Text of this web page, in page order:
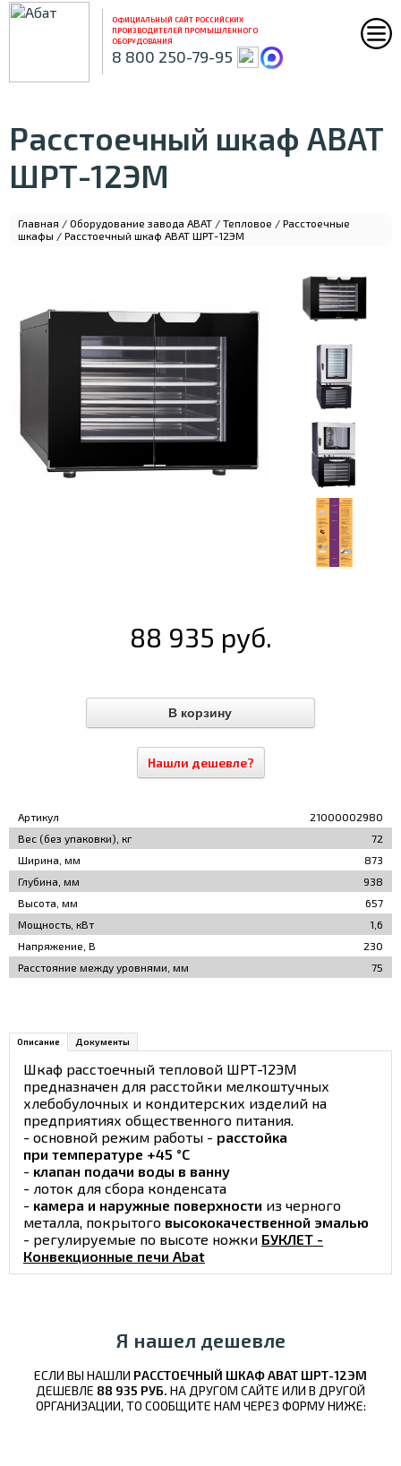
ОФИЦИАЛЬНЫЙ САЙТ РОССИЙСКИХ
ПРОИЗВОДИТЕЛЕЙ ПРОМЫШЛЕННОГО
ОБОРУДОВАНИЯ
8 800 250-79-95
Расстоечный шкаф ABAT
ШРТ-12ЭМ
Главная / Оборудование завода ABAT / Тепловое / Расстоечные
шкафы / Расстоечный шкаф ABAT ШРТ-12ЭМ
88 935 руб.
Нашли дешевле?
Артикул
21000002980
Вес (без упаковки), кг
72
Ширина, мм
873
Глубина, мм
938
Высота, мм
657
Мощность, кВт
1,6
Напряжение, В
230
Расстояние между уровнями, мм
75
Описание Документы
Шкаф расстоечный тепловой ШРТ-12ЭМ
предназначен для расстойки мелкоштучных
хлебобулочных и кондитерских изделий на
предприятиях общественного питания.
- основной режим работы - расстойка
при температуре +45 °С
- клапан подачи воды в ванну
- лоток для сбора конденсата
- камера и наружные поверхности из черного
металла, покрытого высококачественной эмалью
- регулируемые по высоте ножки БУКЛЕТ -
Конвекционные печи Abat
Я нашел дешевле
ЕСЛИ ВЫ НАШЛИ РАССТОЕЧНЫЙ ШКАФ ABAT ШРТ-12ЭМ
ДЕШЕВЛЕ 88 935 РУБ. НА ДРУГОМ САЙТЕ ИЛИ В ДРУГОЙ
ОРГАНИЗАЦИИ, ТО СООБЩИТЕ НАМ ЧЕРЕЗ ФОРМУ НИЖЕ: